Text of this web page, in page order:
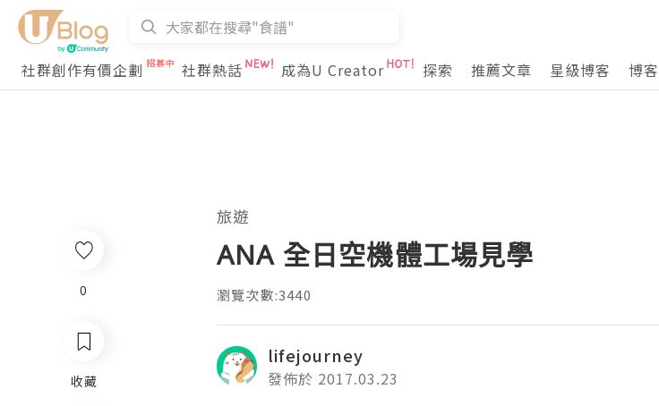
社群創作有價企劃
社群熱話 成為U Creator 探索 推薦文章 星級博客 博
0
收藏
旅遊
ANA 全日空機體工場見學
瀏覽次數:3440
lifejourney
發佈於 2017.03.23